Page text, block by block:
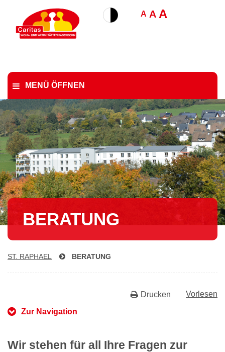
A A A
MENÜ ÖFFNEN
BERATUNG
ST. RAPHAEL BERATUNG
Vorlesen
Drucken
Zur Navigation
Wir stehen für all Ihre Fragen zur